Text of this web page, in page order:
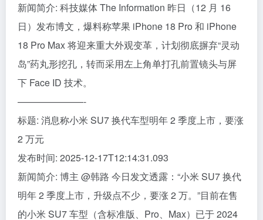
新闻简介: 科技媒体 The Information 昨日（12 月 16
日）发布博文，爆料称苹果 iPhone 18 Pro 和 iPhone
18 Pro Max 将迎来重大外观变革，计划彻底摒弃“灵动
岛”药丸形挖孔，转而采用左上角单打孔前置镜头与屏
下 Face ID 技术。
———————-
标题: 消息称小米 SU7 换代车型明年 2 季度上市，要涨
2 万元
发布时间: 2025-12-17T12:14:31.093
新闻简介: 博主 @韩路 今日发文透露：“小米 SU7 换代
明年 2 季度上市，升级点不少，要涨 2 万。”目前在售
的小米 SU7 车型（含标准版、Pro、Max）已于 2024